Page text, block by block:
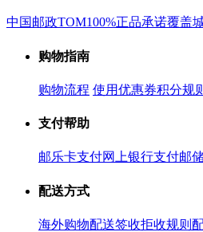
中国邮政TOM100%正品承诺覆盖
购物指南
购物流程 使用优惠券积分规
支付帮助
邮乐卡支付网上银行支付邮
配送方式
海外购物配送签收拒收规则